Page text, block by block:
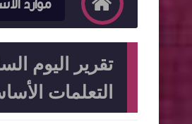
موارد
تقرير اليوم
التعلمات